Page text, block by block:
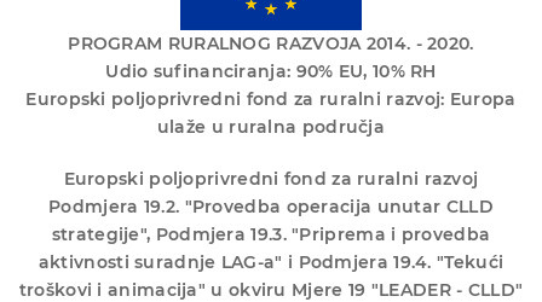
PROGRAM RURALNOG RAZVOJA 2014. - 2020.
Udio sufinanciranja: 90% EU, 10% RH
Europski poljoprivredni fond za ruralni razvoj: Europa
ulaže u ruralna područja
Europski poljoprivredni fond za ruralni razvoj
Podmjera 19.2. "Provedba operacija unutar CLLD
strategije", Podmjera 19.3. "Priprema i provedba
aktivnosti suradnje LAG-a" i Podmjera 19.4. "Tekući
troškovi i animacija" u okviru Mjere 19 "LEADER - CLLD"